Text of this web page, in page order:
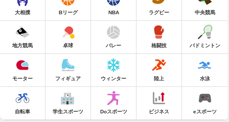
大相撲 Bリーグ NBA ラグビー 中央競馬
地方競馬 卓球 バレー 格闘技 バドミントン
モーター フィギュア ウィンター 陸上 水泳
自転車 学生スポーツ Doスポーツ ビジネス eスポーツ